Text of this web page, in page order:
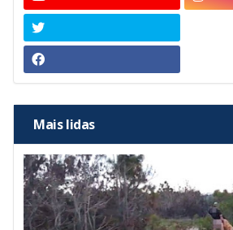
Mais lidas